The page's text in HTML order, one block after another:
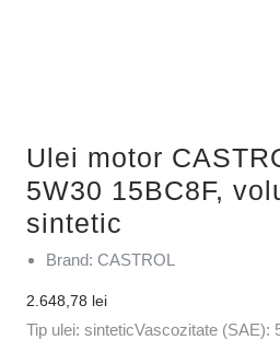
Ulei motor
5W30 15BC8F,
sintetic
Brand: CASTROL
2.648,78 lei
Tip ulei: sinteticVascozitate (SAE):